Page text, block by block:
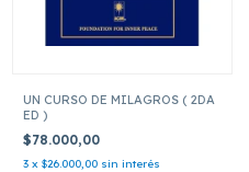
UN CURSO DE MILAGROS ( 2DA
ED )
$78.000,00
3 x $26.000,00 sin interés